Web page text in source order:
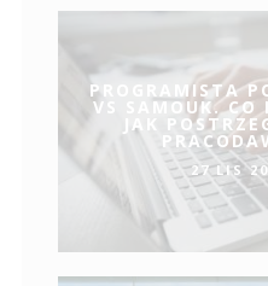
PIĘKNY UMYSŁ ŚCISŁY?
PROGRAMISTA
VS SAMOUK. CO
JAK
27 LIS